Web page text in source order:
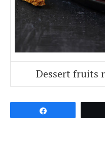
Dessert fruits